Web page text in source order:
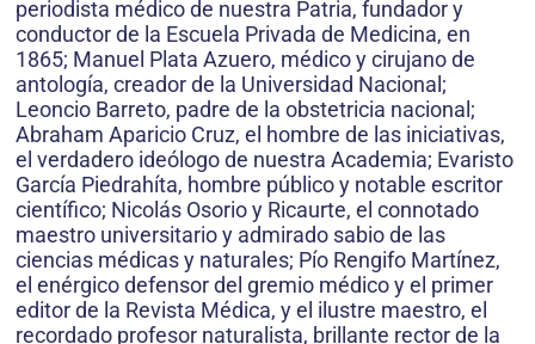
periodista médico de nuestra Patria, fundador y
conductor de la Escuela Privada de Medicina, en
1865; Manuel Plata Azuero, médico y cirujano de
antología, creador de la Universidad Nacional;
Leoncio Barreto, padre de la obstetricia nacional;
Abraham Aparicio Cruz, el hombre de las iniciativas,
el verdadero ideólogo de nuestra Academia; Evaristo
García Piedrahíta, hombre público y notable escritor
científico; Nicolás Osorio y Ricaurte, el connotado
maestro universitario y admirado sabio de las
ciencias médicas y naturales; Pío Rengifo Martínez,
el enérgico defensor del gremio médico y el primer
editor de la Revista Médica, y el ilustre maestro, el
recordado profesor naturalista, brillante rector de la